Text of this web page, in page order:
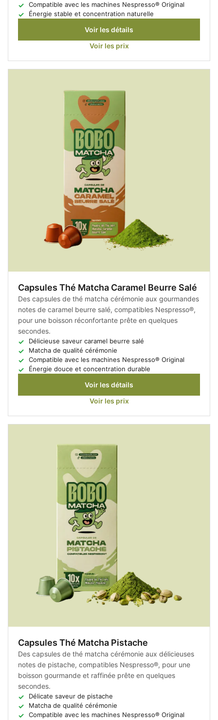
Compatible avec les machines Nespresso® Original
Énergie stable et concentration naturelle
Voir les détails
Voir les prix
Capsules Thé Matcha Caramel Beurre Salé
Des capsules de thé matcha cérémonie aux gourmandes
notes de caramel beurre salé, compatibles Nespresso®,
pour une boisson réconfortante prête en quelques
secondes.
Délicieuse saveur caramel beurre salé
Matcha de qualité cérémonie
Compatible avec les machines Nespresso® Original
Énergie douce et concentration durable
Voir les détails
Voir les prix
Capsules Thé Matcha Pistache
Des capsules de thé matcha cérémonie aux délicieuses
notes de pistache, compatibles Nespresso®, pour une
boisson gourmande et raffinée prête en quelques
secondes.
Délicate saveur de pistache
Matcha de qualité cérémonie
Compatible avec les machines Nespresso® Original